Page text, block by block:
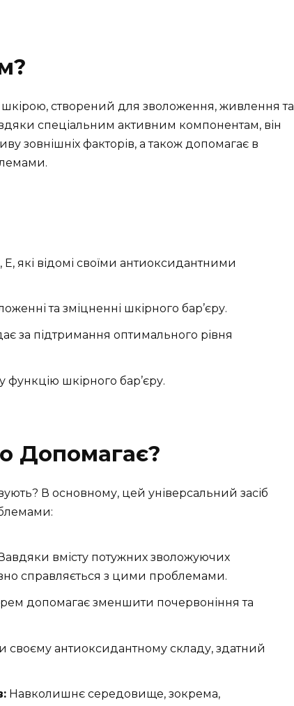
шкірою, створений для зволоження, живлення та
спеціальним активним компонентам, він
зовнішніх факторів, а також допомагає в
E, які відомі своїми антиоксидантними
та зміцненні шкірного бар’єру.
за підтримання оптимального рівня
функцію шкірного бар’єру.
Допомагає?
В основному, цей універсальний засіб
вмісту потужних зволожуючих
справляється з цими проблемами.
допомагає зменшити почервоніння та
своєму антиоксидантному складу, здатний
Навколишнє середовище, зокрема,